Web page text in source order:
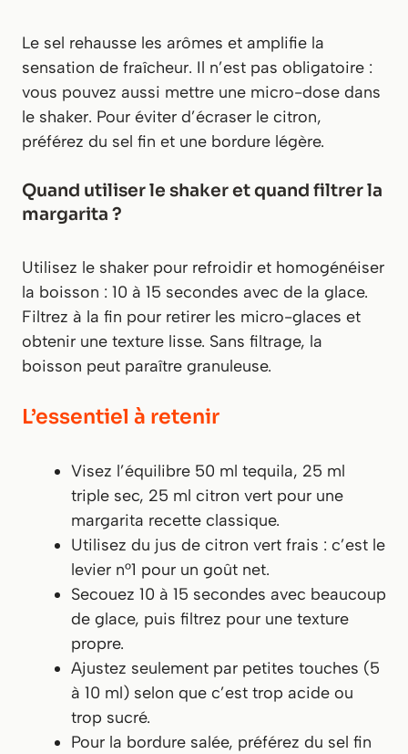
Le sel rehausse les arômes et amplifie la
sensation de fraîcheur. Il n’est pas obligatoire :
vous pouvez aussi mettre une micro-dose dans
le shaker. Pour éviter d’écraser le citron,
préférez du sel fin et une bordure légère.
Quand utiliser le shaker et quand filtrer la
margarita ?
Utilisez le shaker pour refroidir et homogénéiser
la boisson : 10 à 15 secondes avec de la glace.
Filtrez à la fin pour retirer les micro-glaces et
obtenir une texture lisse. Sans filtrage, la
boisson peut paraître granuleuse.
L’essentiel à retenir
Visez l’équilibre 50 ml tequila, 25 ml
triple sec, 25 ml citron vert pour une
margarita recette classique.
Utilisez du jus de citron vert frais : c’est le
levier n°1 pour un goût net.
Secouez 10 à 15 secondes avec beaucoup
de glace, puis filtrez pour une texture
propre.
Ajustez seulement par petites touches (5
à 10 ml) selon que c’est trop acide ou
trop sucré.
Pour la bordure salée, préférez du sel fin